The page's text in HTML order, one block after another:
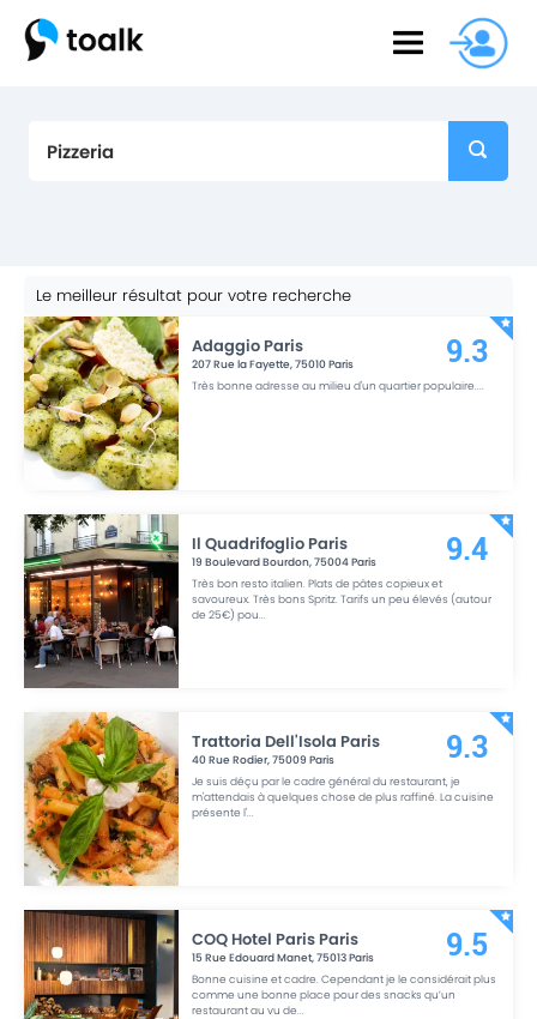
Le meilleur résultat pour votre recherche
Adaggio Paris
207 Rue la Fayette,75010Paris
Très bonne adresse au milieu d'un quartier populaire....
9.3
Il Quadrifoglio Paris
19 Boulevard Bourdon,75004Paris
Très bon resto italien. Plats de pâtes copieux et
savoureux. Très bons Spritz. Tarifs un peu élevés (autour
de 25€) pou...
9.4
Trattoria Dell'Isola Paris
40 Rue Rodier,75009 Paris
Je suis déçu par le cadre général du restaurant, je
m'attendais à quelques chose de plus raffiné. La cuisine
présente l'...
9.3
COQ Hotel Paris Paris
15 Rue Edouard Manet,75013Paris
Bonne cuisine et cadre. Cependant je le considérait plus
comme une bonne place pour des snacks qu’un
restaurant au vu de...
9.5